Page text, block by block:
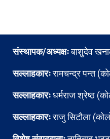
संस्थापक/अध्यक्षःबाशुदेव
सल्लाहकारःरामचन्द्र पन्त
सल्लाहकारःधर्मराज श्रेष्ठ
सल्लाहकारःराजु सिटौला